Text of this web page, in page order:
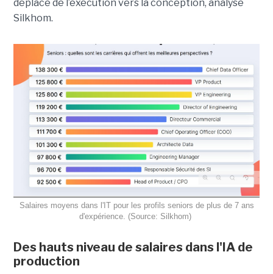
déplace de l’exécution vers la conception, analyse
Silkhom.
Salaires moyens dans l'IT pour les profils seniors de plus de 7 ans
d'expérience. (Source: Silkhom)
Des hauts niveau de salaires dans l'IA de
production